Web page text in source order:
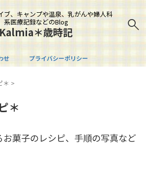
ブ、キャンプや温泉、乳がんや婦人科
系医療記録などのBlog
Kalmia＊歳時記
せ プライバシーポリシー
＊ >
＊
お菓子のレシピ、手順の写真など